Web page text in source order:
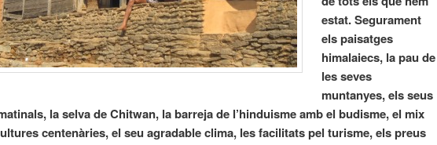
estat. Segurament
els paisatges
himalaiecs, la pau de
les seves
muntanyes, els seus
la selva de Chitwan, la barreja de l’hinduisme amb el budisme, el mix
centenàries, el seu agradable clima, les facilitats pel turisme, els preus